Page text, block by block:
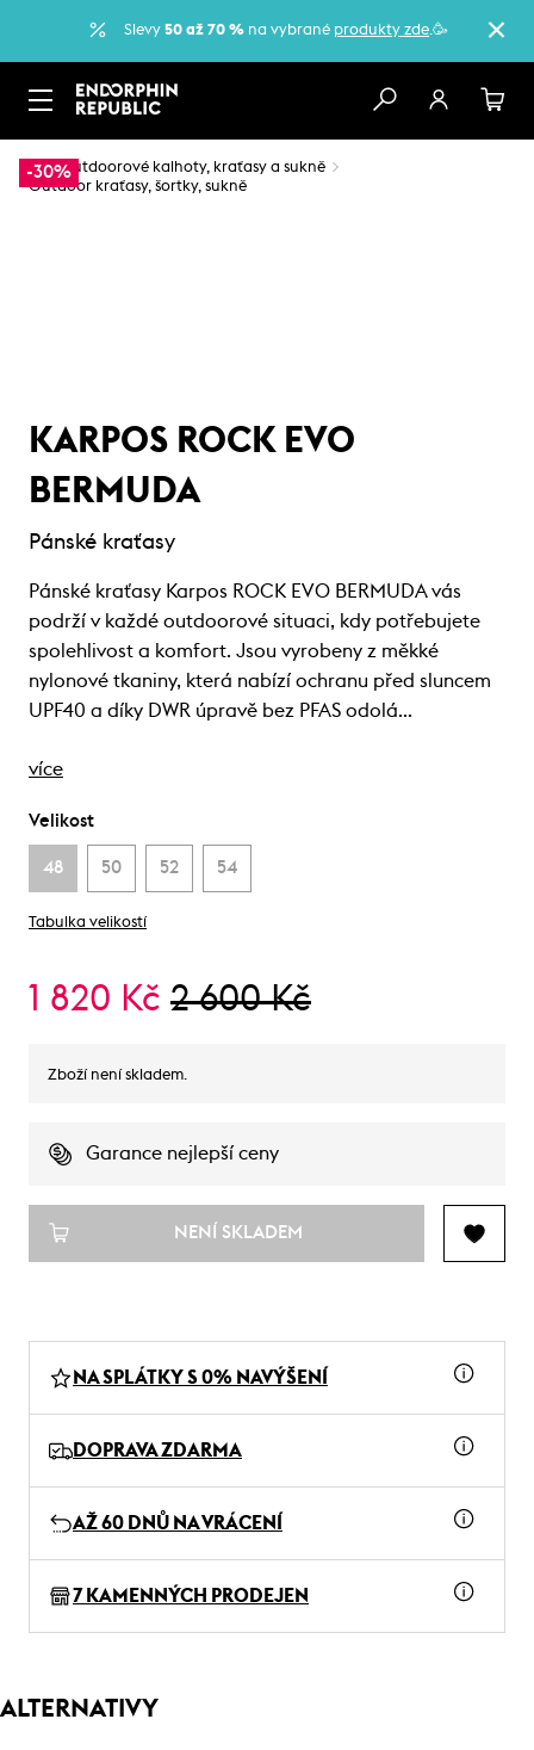
Slevy 50 až 70 % na vybrané produkty zde.🥳
-30%
…
Outdoorové kalhoty, kraťasy a sukně
Outdoor kraťasy, šortky, sukně
KARPOS ROCK EVO
BERMUDA
Pánské kraťasy
Pánské kraťasy Karpos ROCK EVO BERMUDA vás
podrží v každé outdoorové situaci, kdy potřebujete
spolehlivost a komfort. Jsou vyrobeny z měkké
nylonové tkaniny, která nabízí ochranu před sluncem
UPF40 a díky DWR úpravě bez PFAS odolá…
více
Velikost
48 50 52 54
Tabulka velikostí
1 820 Kč 2 600 Kč
Zboží není skladem.
Garance nejlepší ceny
NENÍ SKLADEM
NA SPLÁTKY S 0% NAVÝŠENÍ
DOPRAVA ZDARMA
AŽ 60 DNŮ NA VRÁCENÍ
7 KAMENNÝCH PRODEJEN
ALTERNATIVY